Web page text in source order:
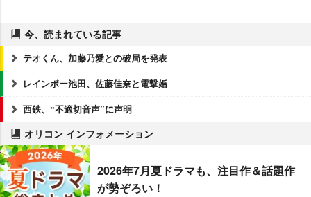
今、読まれている記事
テオくん、加藤乃愛との破局を発表
レインボー池田、佐藤佳奈と電撃婚
西鉄、“不適切音声”に声明
オリコン インフォメーション
2026年7月夏ドラマも、注目作＆話題作
が勢ぞろい！